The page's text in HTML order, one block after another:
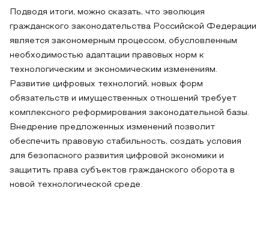
Подводя итоги, можно сказать, что эволюция
гражданского законодательства Российской Федерации
является закономерным процессом, обусловленным
необходимостью адаптации правовых норм к
технологическим и экономическим изменениям.
Развитие цифровых технологий, новых форм
обязательств и имущественных отношений требует
комплексного реформирования законодательной базы.
Внедрение предложенных изменений позволит
обеспечить правовую стабильность, создать условия
для безопасного развития цифровой экономики и
защитить права субъектов гражданского оборота в
новой технологической среде.